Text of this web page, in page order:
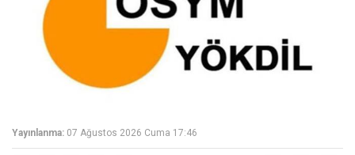
Yayınlanma: 07 Ağustos 2026 Cuma 17:46